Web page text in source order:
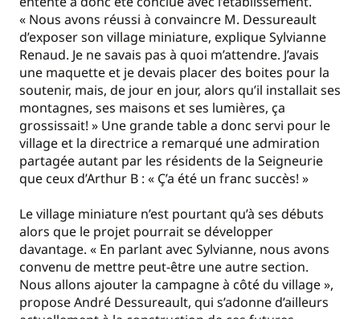
« Nous avons réussi à convaincre M. Dessureault
d’exposer son village miniature, explique Sylvianne
Renaud. Je ne savais pas à quoi m’attendre. J’avais
une maquette et je devais placer des boites pour la
soutenir, mais, de jour en jour, alors qu’il installait ses
montagnes, ses maisons et ses lumières, ça
grossissait! » Une grande table a donc servi pour le
village et la directrice a remarqué une admiration
partagée autant par les résidents de la Seigneurie
que ceux d’Arthur B : « Ç’a été un franc succès! »
Le village miniature n’est pourtant qu’à ses débuts
alors que le projet pourrait se développer
davantage. « En parlant avec Sylvianne, nous avons
convenu de mettre peut-être une autre section.
Nous allons ajouter la campagne à côté du village »,
propose André Dessureault, qui s’adonne d’ailleurs